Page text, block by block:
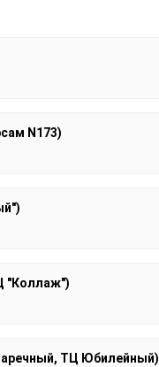
N173)
"Коллаж")
ТЦ Юбилейный)